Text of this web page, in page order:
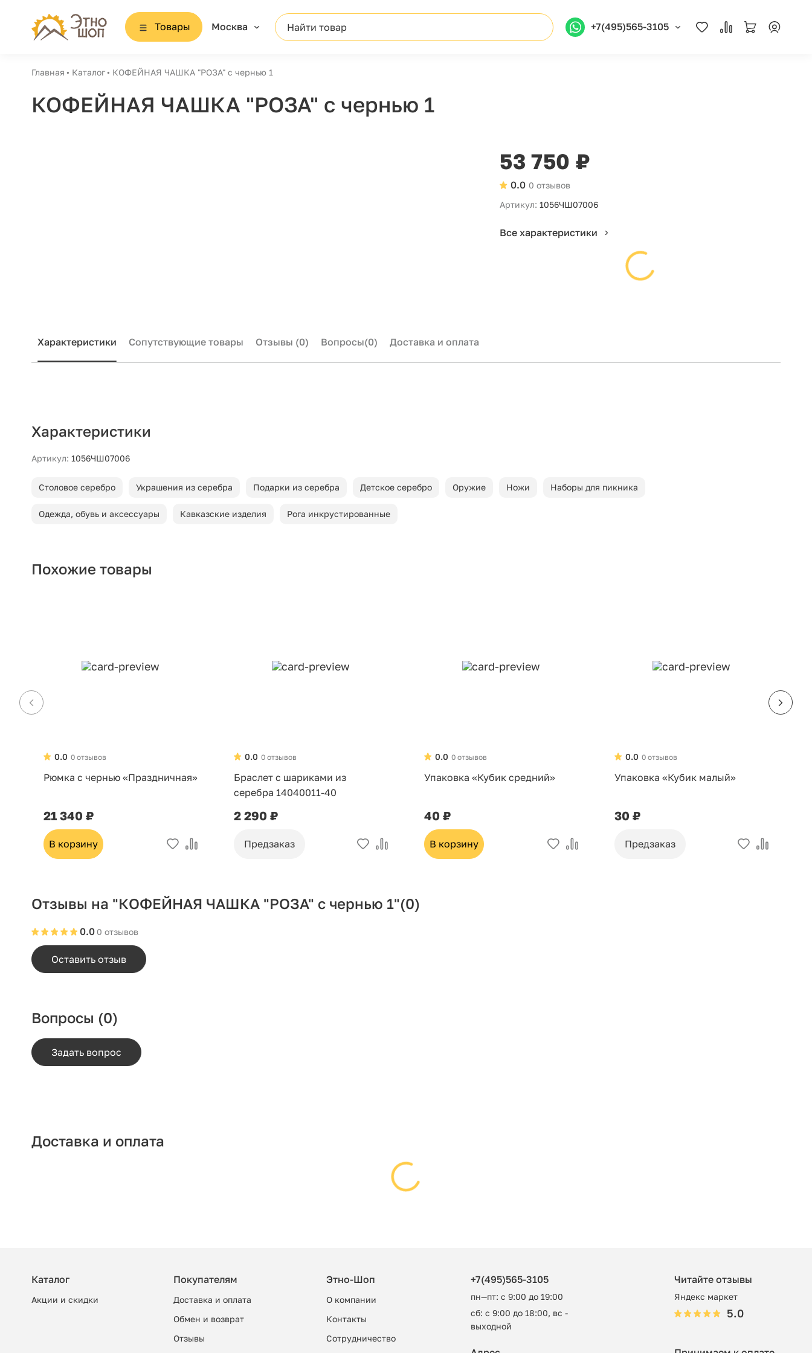
Товары Москва Найти товар +7(495)565-3105
Главная Каталог КОФЕЙНАЯ ЧАШКА "РОЗА" с чернью 1
КОФЕЙНАЯ ЧАШКА "РОЗА" с чернью 1
53 750 ₽
0 отзывов
0.0
Артикул: 1056ЧШ07006
Все характеристики
Характеристики Сопутствующие товары Отзывы (0) Вопросы(0) Доставка и оплата
Характеристики
Артикул: 1056ЧШ07006
Столовое серебро Украшения из серебра Подарки из серебра Детское серебро Оружие Ножи Наборы для пикника
Одежда, обувь и аксессуары Кавказские изделия Рога инкрустированные
Похожие товары
0 отзывов
0.0
Рюмка с чернью «Праздничная»
21 340 ₽
В корзину
0 отзывов
0.0
Браслет с шариками из
серебра 14040011-40
2 290 ₽
Предзаказ
0 отзывов
0.0
Упаковка «Кубик средний»
40 ₽
В корзину
0 отзывов
0.0
Упаковка «Кубик малый»
30 ₽
Предзаказ
Отзывы на "КОФЕЙНАЯ ЧАШКА "РОЗА" с чернью 1"(0)
0 отзывов
0.0
Оставить отзыв
Вопросы (0)
Задать вопрос
Доставка и оплата
Каталог
Акции и скидки
Покупателям
Доставка и оплата
Обмен и возврат
Отзывы
Этно-Шоп
О компании
Контакты
Сотрудничество
+7(495)565-3105
пн—пт: с 9:00 до 19:00
сб: с 9:00 до 18:00, вс -
выходной
Читайте отзывы
Яндекс маркет
5.0